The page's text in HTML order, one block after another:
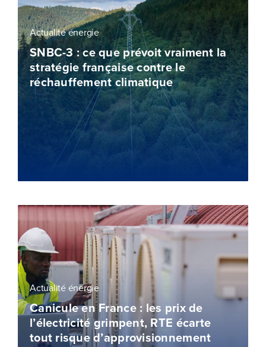
Actualité énergie
SNBC-3 : ce que prévoit vraiment la
stratégie française contre le
réchauffement climatique
Actualité énergie
Canicule en France : les prix de
l’électricité grimpent, RTE écarte
tout risque d’approvisionnement